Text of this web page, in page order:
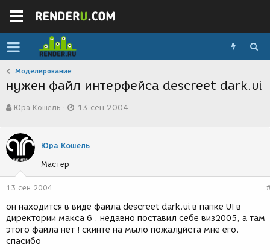
Моделирование
нужен файл интерфейса descreet dark.ui
в
о
р
т
е
м
ы
Юра Кошель
а
с
д
и
я
13 сен 2004
Юра Кошель
Мастер
13 сен 2004
он находится в виде файла descreet dark.ui в папке UI в
директории макса 6 . недавно поставил себе виз2005, а там
этого файла нет ! скинте на мыло пожалуйста мне его.
спасибо